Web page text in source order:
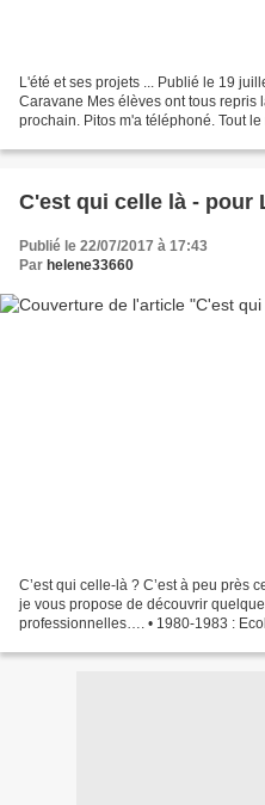
L'été et ses projets ... Publié le 19
Caravane Mes élèves ont tous repris
prochain. Pitos m'a téléphoné. Tout
C'est qui celle là - pour
Publié le 22/07/2017 à 17:43
Par helene33660
C’est qui celle-là ? C’est à peu près
je vous propose de découvrir
professionnelles…. • 1980-1983 :